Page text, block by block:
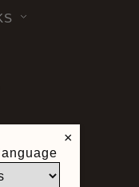
DSGVO -
-
×